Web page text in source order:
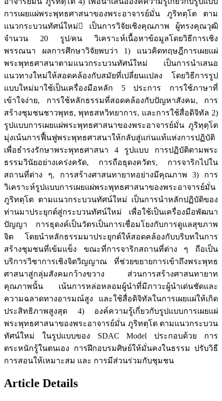
การเผยแผ่พระพุทธศาสนาของพระอาจารย์มั่น ภูริทตฺโต ตาม
แนวกระบวนทัศน์ใหม่ เป็นการวิจัยเชิงคุณภาพ ผู้ทรงคุณวุฒิ
จำนวน 20 รูป/คน วิเคราะห์เนื้อหาข้อมูลโดยวิธีการเชิง
พรรณนา ผลการศึกษาวิจัยพบว่า 1) แนวคิดทฤษฎีการเผยแผ่
พระพุทธศาสนาตามแนวกระบวนทัศน์ใหม่ เป็นการนำเสนอ
แนวทางใหม่ให้สอดคล้องกับสมัยที่เปลี่ยนแปลง โดยวิธีการรูป
แบบใหม่มาใช้เป็นเครื่องมือหลัก 5 ประการ การใช้ภาษาที่
เข้าใจง่าย, การใช้หลักธรรมที่สอดคล้องกับปัญหาสังคม, การ
สร้างชุมชนชาวพุทธ, พุทธสหวิทยาการ, และการใช้สื่อดิจิทัล 2)
รูปแบบการเผยแผ่พระพุทธศาสนาของพระอาจารย์มั่น ภูริทฺตฺโต
มุ่งเน้นการฟื้นฟูพระพุทธศาสนาให้กลับสู่แก่นแท้แห่งการปฏิบัติ
เพื่อธำรงรักษาพระพุทธศาสนา 4 รูปแบบ การปฏิบัติตามพระ
ธรรมวินัยอย่างเคร่งครัด, การถือธุดงควัตร, การจาริกไปใน
สถานที่ต่าง ๆ, การสร้างศาสนทายาทอย่างมีคุณภาพ 3) การ
วิเคราะห์รูปแบบการเผยแผ่พระพุทธศาสนาของพระอาจารย์มั่น
ภูริทตฺโต ตามแนวกระบวนทัศน์ใหม่ เป็นการนำหลักปฏิบัติของ
ท่านมาประยุกต์สู่กระบวนทัศน์ใหม่ เพื่อใช้เป็นเครื่องมือพัฒนา
ปัญญา การธุดงค์เป็นวัตรเป็นการเชื่อมโยงกับการดูแลสุขภาพ
จิต โดยนำหลักธรรมมาประยุกต์ให้สอดคล้องกับบริบทในการ
สร้างชุมชนที่เข้มแข็ง ขณะที่การจาริกสถานที่ต่าง ๆ ถือเป็น
บริการวิชาการเชิงจิตวิญญาณ ที่ช่วยขยายการเข้าถึงพระพุทธ
ศาสนาสู่กลุ่มสังคมกว้างขวาง ส่วนการสร้างศาสนทายาท
คุณภาพนั้น เน้นการหล่อหลอมผู้นำที่มีภาวะผู้นำเด่นชัดและ
ความฉลาดทางอารมณ์สูง และใช้สื่อดิจิทัลในการเผยแผ่ให้เกิด
ประสิทธิภาพสูงสุด 4) องค์ความรู้เกี่ยวกับรูปแบบการเผยแผ่
พระพุทธศาสนาของพระอาจารย์มั่น ภูริทตฺโต ตามแนวกระบวน
ทัศน์ใหม่ ในรูปแบบของ SDAC Model ประกอบด้วย การ
ตระหนักรู้ในตนเอง การฝึกอบรมศิษย์ให้มั่นคงในธรรม ปรับวิธี
การสอนให้เหมาะสม และ การมีส่วนร่วมกับชุมชน
Article Details